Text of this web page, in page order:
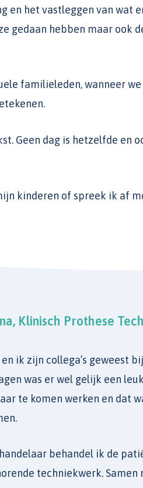
en het vastleggen van wat
gedaan hebben maar ook
familieleden, wanneer we
Geen dag is hetzelfde en
kinderen of spreek ik af
Klinisch Prothese
en ik zijn collega’s geweest
was er wel gelijk een
te komen werken en dat
behandel ik de
techniekwerk.